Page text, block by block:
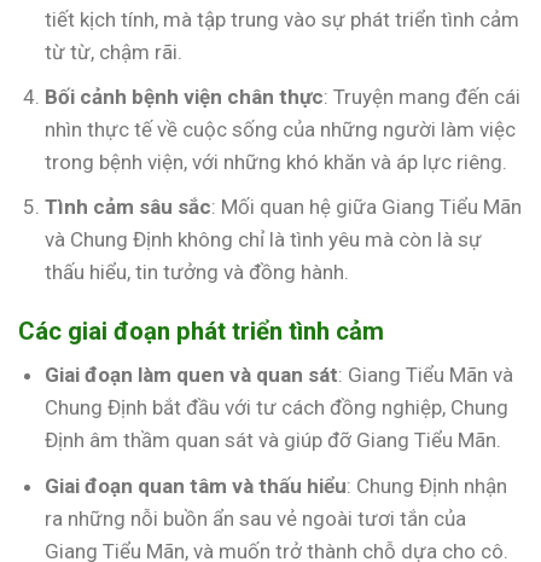
tiết kịch tính, mà tập trung vào sự phát triển tình cảm
từ từ, chậm rãi.
Bối cảnh bệnh viện chân thực: Truyện mang đến cái
nhìn thực tế về cuộc sống của những người làm việc
trong bệnh viện, với những khó khăn và áp lực riêng.
Tình cảm sâu sắc: Mối quan hệ giữa Giang Tiểu Mãn
và Chung Định không chỉ là tình yêu mà còn là sự
thấu hiểu, tin tưởng và đồng hành.
Các giai đoạn phát triển tình cảm
Giai đoạn làm quen và quan sát: Giang Tiểu Mãn và
Chung Định bắt đầu với tư cách đồng nghiệp, Chung
Định âm thầm quan sát và giúp đỡ Giang Tiểu Mãn.
Giai đoạn quan tâm và thấu hiểu: Chung Định nhận
ra những nỗi buồn ẩn sau vẻ ngoài tươi tắn của
Giang Tiểu Mãn, và muốn trở thành chỗ dựa cho cô.